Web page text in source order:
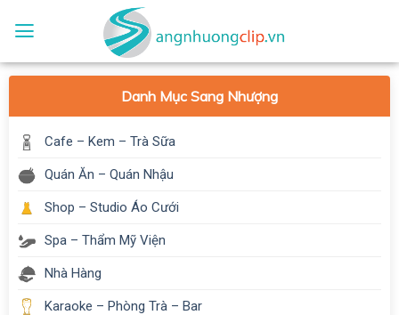
Danh Mục Sang Nhượng
Cafe – Kem – Trà Sữa
Quán Ăn – Quán Nhậu
Shop – Studio Áo Cưới
Spa – Thẩm Mỹ Viện
Nhà Hàng
Karaoke – Phòng Trà – Bar